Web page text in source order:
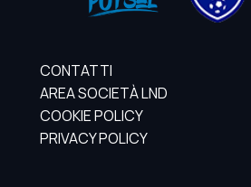
CONTATTI
AREA SOCIETÀ LND
COOKIE POLICY
PRIVACY POLICY